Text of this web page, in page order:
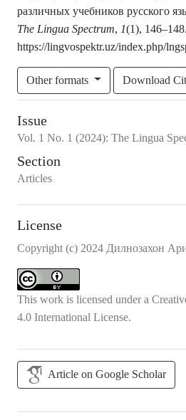
различных учебников русского
The Lingua Spectrum, 1(1),
https://lingvospektr.uz/index.php/
Other formats Download
Issue
Vol. 1 No. 1 (2024): The Lingua
Section
Articles
License
Copyright (c) 2024 Дилнозахон
This work is licensed under a
4.0 International License.
Article on Google Scholar